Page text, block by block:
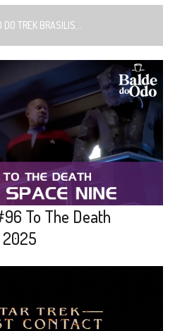
TREK BRASILIS...
To The Death